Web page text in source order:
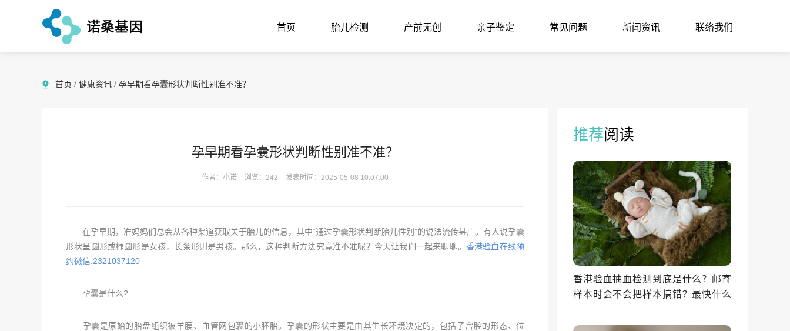
首页 胎儿检测 产前无创 亲子鉴定 常见问题 新闻资讯 联络我们
首页 / 健康资讯 / 孕早期看孕囊形状判断性别准不准？
孕早期看孕囊形状判断性别准不准？
作者：小诺 浏览：242 发表时间：2025-05-08 10:07:00
在孕早期，准妈妈们总会从各种渠道获取关于胎儿的信息，其中“通过孕囊形状判断胎儿性别”的说法流传甚广。有人说孕囊
形状呈圆形或椭圆形是女孩，长条形则是男孩。那么，这种判断方法究竟准不准呢？今天让我们一起来聊聊。 香港验血在线预
约徽信:2321037120
孕囊是什么?
孕囊是原始的胎盘组织被羊膜、血管网包裹的小胚胎。孕囊的形状主要是由其生长环境决定的，包括子宫腔的形态、位
推荐阅读
香港验血抽血检测到底是什么？邮寄
样本时会不会把样本搞错？最快什么